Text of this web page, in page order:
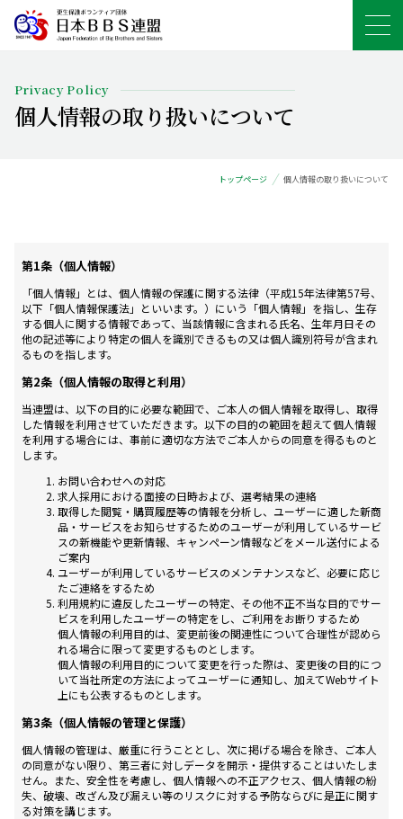
Privacy Policy
個人情報の取り扱いについて
トップページ 個人情報の取り扱いについて
第1条（個人情報）
「個人情報」とは、個人情報の保護に関する法律（平成15年法律第57号、
以下「個人情報保護法」といいます。）にいう「個人情報」を指し、生存
する個人に関する情報であって、当該情報に含まれる氏名、生年月日その
他の記述等により特定の個人を識別できるもの又は個人識別符号が含まれ
るものを指します。
第2条（個人情報の取得と利用）
当連盟は、以下の目的に必要な範囲で、ご本人の個⼈情報を取得し、取得
した情報を利用させていただきます。以下の⽬的の範囲を超えて個⼈情報
を利⽤する場合には、事前に適切な⽅法でご本人からの同意を得るものと
します。
お問い合わせへの対応
求人採用における面接の日時および、選考結果の連絡
取得した閲覧・購買履歴等の情報を分析し、ユーザーに適した新商
品・サービスをお知らせするためのユーザーが利用しているサービ
スの新機能や更新情報、キャンペーン情報などをメール送付による
ご案内
ユーザーが利用しているサービスのメンテナンスなど、必要に応じ
たご連絡をするため
利用規約に違反したユーザーの特定、その他不正不当な目的でサー
ビスを利用したユーザーの特定をし、ご利用をお断りするため
個人情報の利用目的は、変更前後の関連性について合理性が認めら
れる場合に限って変更するものとします。
個人情報の利用目的について変更を行った際は、変更後の目的につ
いて当社所定の方法によってユーザーに通知し、加えてWebサイト
上にも公表するものとします。
第3条（個人情報の管理と保護）
個人情報の管理は、厳重に行うこととし、次に掲げる場合を除き、ご本人
の同意がない限り、第三者に対しデータを開示・提供することはいたしま
せん。また、安全性を考慮し、個人情報への不正アクセス、個人情報の紛
失、破壊、改ざん及び漏えい等のリスクに対する予防ならびに是正に関す
る対策を講じます。